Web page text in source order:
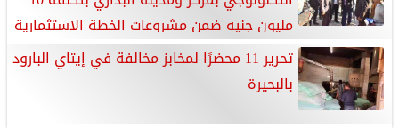
مليون جنيه ضمن مشروعات الخطة الاستثمارية
تحرير 11 محضرًا لمخابز مخالفة في إيتاي البارود
بالبحيرة